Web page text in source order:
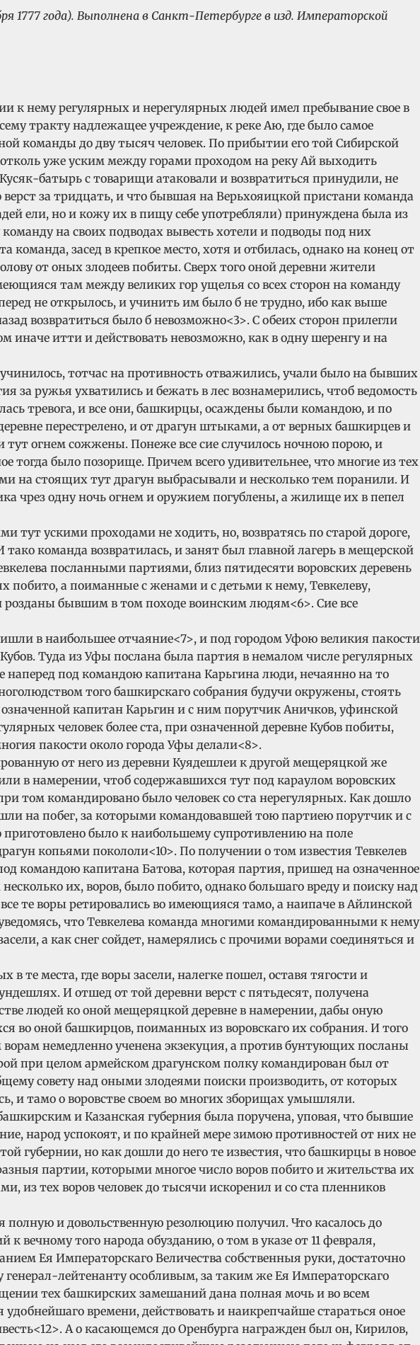
1777 года). Выполнена в Санкт-Петербурге в изд. Императорской
к нему регулярных и нерегулярных людей имел пребывание свое в
тракту надлежащее учреждение, к реке Аю, где было самое
команды до дву тысяч человек. По прибытии его той Сибирской
уже уским между горами проходом на реку Ай выходить
батырь с товарищи атаковали и возвратиться принудили, не
за тридцать, и что бывшая на Верьхояицкой пристани команда
ели, но и кожу их в пищу себе употребляли) принуждена была из
на своих подводах вывесть хотели и подводы под них
засед в крепкое место, хотя и отбилась, однако на конец от
от оных злодеев побиты. Сверх того оной деревни жители
там между великих гор ущелья со всех сторон на команду
не открылось, и учинить им было б не трудно, ибо как выше
возвратиться было б невозможно<3>. С обеих сторон прилегли
итти и действовать невозможно, как в одну шеренгу и на
тотчас на противность отважились, учали было на бывших
за ружья ухватились и бежать в лес вознамерились, чтоб ведомость
тревога, и все они, башкирцы, осаждены были командою, и по
перестрелено, и от драгун штыками, а от верных башкирцев и
тут огнем сожжены. Понеже все сие случилось ночною порою, и
тогда было позорище. Причем всего удивительнее, что многие из тех
на стоящих тут драгун выбрасывали и несколько тем поранили. И
чрез одну ночь огнем и оружием погублены, а жилище их в пепел
тут ускими проходами не ходить, но, возвратясь по старой дороге,
команда возвратилась, и занят был главной лагерь в мещерской
посланными партиями, близ пятидесяти воровских деревень
побито, а поиманные с женами и с детьми к нему, Тевкелеву,
бывшим в том походе воинским людям<6>. Сие все
в наибольшее отчаяние<7>, и под городом Уфою великия пакости
Туда из Уфы послана была партия в немалом числе регулярных
под командою капитана Карьгина люди, нечаянно на то
того башкирскаго собрания будучи окружены, стоять
капитан Карьгин и с ним порутчик Аничков, уфинской
человек более ста, при означенной деревне Кубов побиты,
пакости около города Уфы делали<8>.
от него из деревни Куядешлеи к другой мещеряцкой же
в намерении, чтоб содержавшихся тут под караулом воровских
том командировано было человек со ста нерегулярных. Как дошло
на побег, за которыми командовавшей тою партиею порутчик и с
было к наибольшему супротивлению на поле
копьями покололи<10>. По получении о том известия Тевкелев
командою капитана Батова, которая партия, пришед на означенное
их, воров, было побито, однако большаго вреду и поиску над
те воры ретировались во имеющияся тамо, а наипаче в Айлинской
что Тевкелева команда многими командированными к нему
а как снег сойдет, намерялись с прочими ворами соединяться и
те места, где воры засели, налегке пошел, оставя тягости и
И отшед от той деревни верст с пятьдесят, получена
людей ко оной мещеряцкой деревне в намерении, дабы оную
во оной башкирцов, поиманных из воровскаго их собрания. И того
немедленно ученена экзекуция, а против бунтующих посланы
при целом армейском драгунском полку командирован был от
совету над оными злодеями поиски производить, от которых
и тамо о воровстве своем во многих зборищах умышляли.
и Казанская губерния была поручена, уповая, что бывшие
народ успокоят, и по крайней мере зимою противностей от них не
губернии, но как дошли до него те известия, что башкирцы в новое
партии, которыми многое число воров побито и жительства их
из тех воров человек до тысячи искоренил и со ста пленников
полную и довольственную резолюцию получил. Что касалось до
того народа обузданию, о том в указе от 11 февраля,
Ея Императорскаго Величества собственныя руки, достаточно
генерал-лейтенанту особливым, за таким же Ея Императорскаго
тех башкирских замешаний дана полная мочь и во всем
времени, действовать и наикрепчайше стараться оное
А о касающемся до Оренбурга награжден был он, Кирилов,